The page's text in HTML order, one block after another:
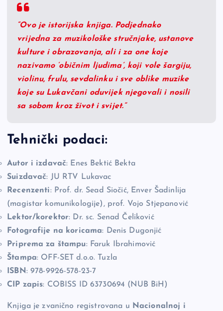
“Ovo je istorijska knjiga. Podjednako
vrijedna za muzikološke stručnjake, ustanove
kulture i obrazovanja, ali i za one koje
nazivamo ‘običnim ljudima’, koji vole šargiju,
violinu, frulu, sevdalinku i sve oblike muzike
koje su Lukavčani oduvijek njegovali i nosili
sa sobom kroz život i svijet.”
Tehnički podaci:
Autor i izdavač: Enes Bektić Bekta
Suizdavač: JU RTV Lukavac
Recenzenti: Prof. dr. Sead Siočić, Enver Šadinlija
(magistar komunikologije), prof. Vojo Stjepanović
Lektor/korektor: Dr. sc. Senad Čeliković
Fotografije na koricama: Denis Dugonjić
Priprema za štampu: Faruk Ibrahimović
Štampa: OFF-SET d.o.o. Tuzla
ISBN: 978-9926-578-23-7
CIP zapis: COBISS ID 63730694 (NUB BiH)
Knjiga je zvanično registrovana u Nacionalnoj i